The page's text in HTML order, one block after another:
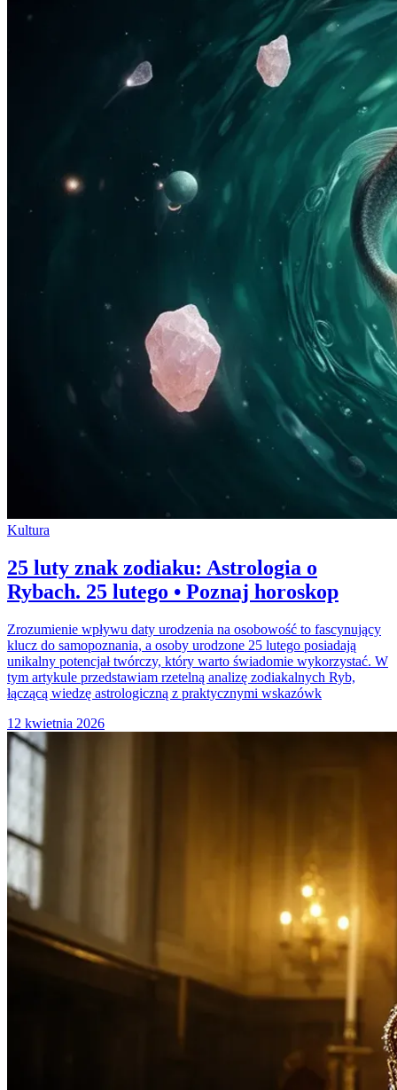
Kultura
25 luty znak zodiaku: Astrologia o
Rybach. 25 lutego • Poznaj horoskop
Zrozumienie wpływu daty urodzenia na osobowość to fascynujący
klucz do samopoznania, a osoby urodzone 25 lutego posiadają
unikalny potencjał twórczy, który warto świadomie wykorzystać. W
tym artykule przedstawiam rzetelną analizę zodiakalnych Ryb,
łączącą wiedzę astrologiczną z praktycznymi wskazówk
12 kwietnia 2026